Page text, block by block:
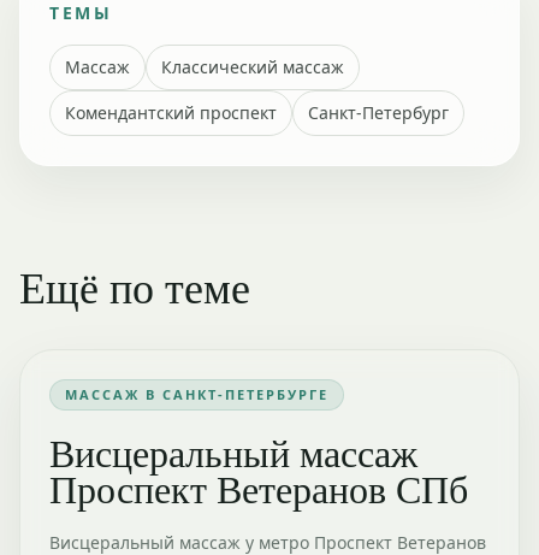
ТЕМЫ
Массаж
Классический массаж
Комендантский проспект
Санкт-Петербург
Ещё по теме
МАССАЖ В САНКТ-ПЕТЕРБУРГЕ
Висцеральный массаж
Проспект Ветеранов СПб
Висцеральный массаж у метро Проспект Ветеранов